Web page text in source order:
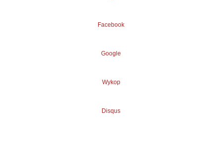
Facebook
Google
Wykop
Disqus